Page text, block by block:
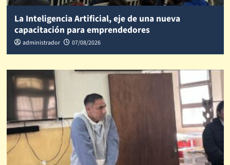
La Inteligencia Artificial, eje de una nueva
capacitación para emprendedores
administrador 07/08/2026